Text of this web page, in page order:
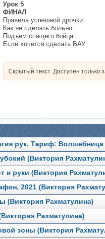
Урок 5
ФИНАЛ
Правила успешной дрочки
Как не сделать больно
Подъем спящего бойца
Если хочется сделать ВАУ
Скрытый текст. Доступен только
рук. Тариф: Волшебница
(Виктория
и руки (Виктория
2021 (Виктория
(Виктория Рахматулина)
Рахматулина)
зоны (Виктория